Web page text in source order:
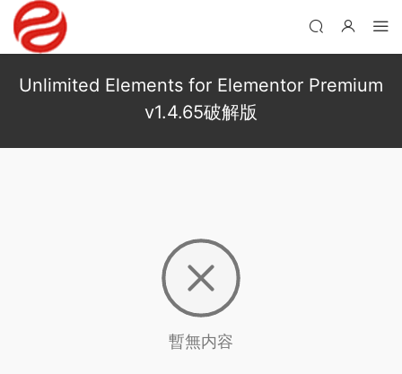
Unlimited Elements for Elementor Premium
v1.4.65破解版
暫無内容